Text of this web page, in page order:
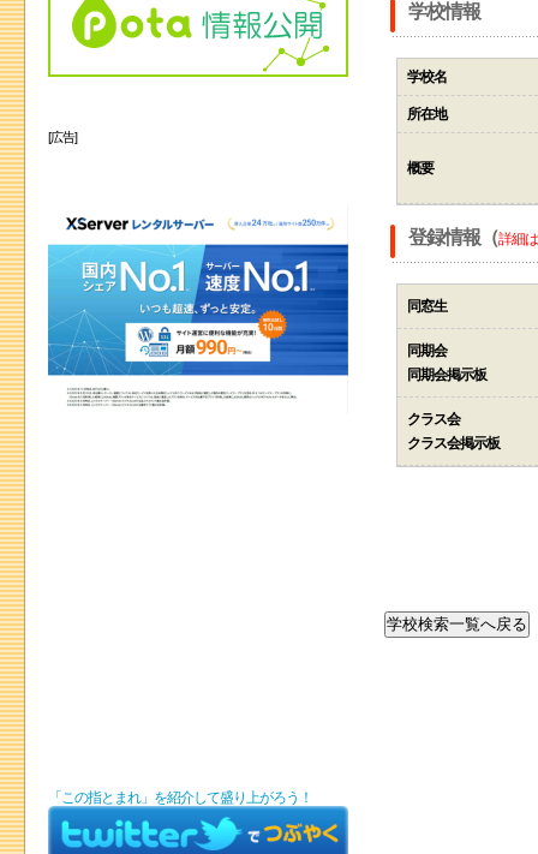
学校情報
学校名
所在地
概要
登録情報（詳細
同窓生
同期会
同期会掲示板
クラス会
クラス会掲示板
[広告]
「この指とまれ」を紹介して盛り上がろう！